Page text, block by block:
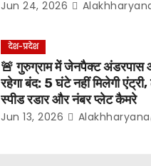
Jun 24, 2026
देश-प्रदेश
🚨 गुरुग्राम में जेनपैक्ट अंडरपास
रहेगा बंद: 5 घंटे नहीं मिलेगी
स्पीड रडार और नंबर प्लेट कैमरे
Jun 13, 2026